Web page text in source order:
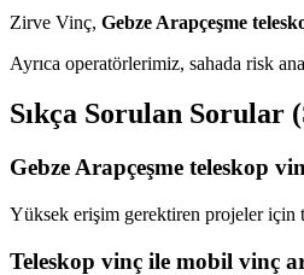
Zirve Vinç, Gebze Arapçeşme
Ayrıca operatörlerimiz, sahada risk
Sıkça Sorulan Sorular
Gebze Arapçeşme teleskop
Yüksek erişim gerektiren projeler için
Teleskop vinç ile mobil vinç